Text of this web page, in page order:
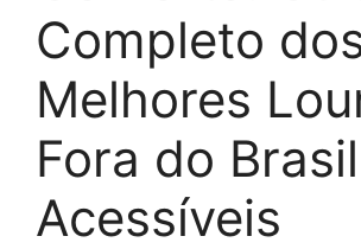
Completo
Melhores
Fora do Brasil
Acessíveis